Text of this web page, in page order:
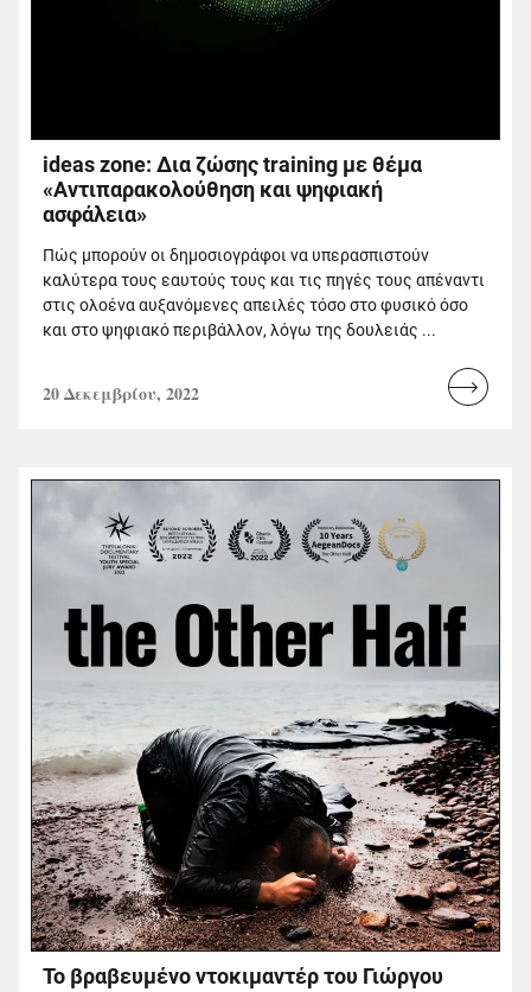
ideas zone: Δια ζώσης training με θέμα
«Αντιπαρακολούθηση και ψηφιακή
ασφάλεια»
Πώς μπορούν οι δημοσιογράφοι να υπερασπιστούν
καλύτερα τους εαυτούς τους και τις πηγές τους απέναντι
στις ολοένα αυξανόμενες απειλές τόσο στο φυσικό όσο
και στο ψηφιακό περιβάλλον, λόγω της δουλειάς ...
20 Δεκεμβρίου, 2022
Read
Το βραβευμένο ντοκιμαντέρ του Γιώργου